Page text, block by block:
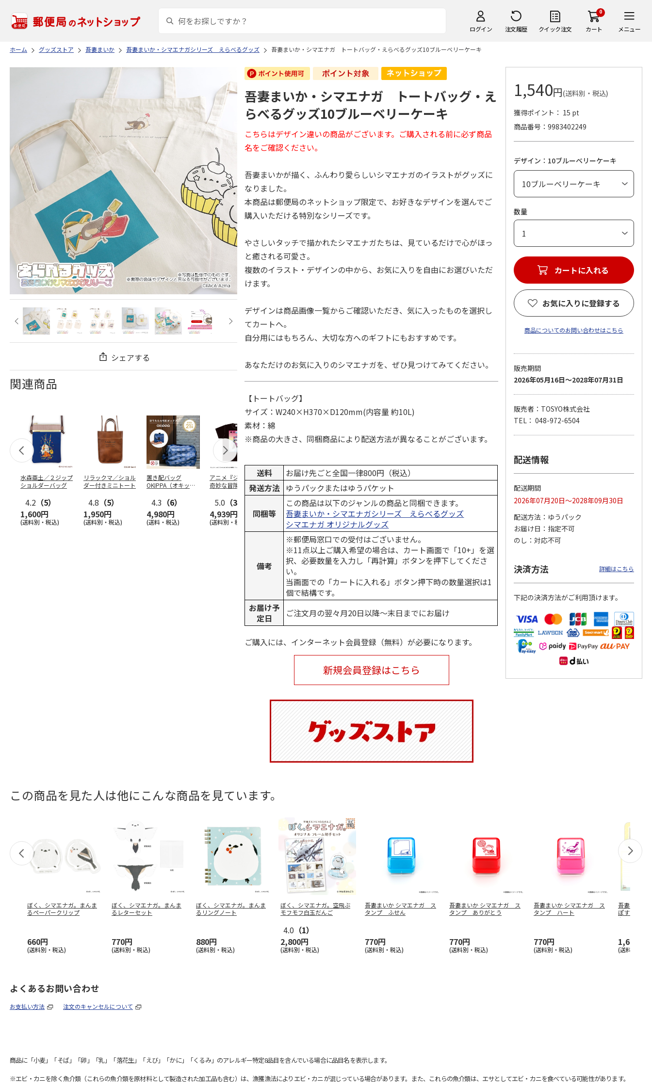
ログイン 注文履歴 クイック注文
0
カート メニュー
ホーム グッズストア 吾妻まいか 吾妻まいか・シマエナガシリーズ えらべるグッズ 吾妻まいか・シマエナガ トートバッグ・えらべるグッズ10ブルーベリーケーキ
シェアする
関連商品
水森亜土／２ジップ
ショルダーバッグ
4.2 （5）
1,600円
(送料別・税込)
リラックマ／ショル
ダー付きミニトート
4.8 （5）
1,950円
(送料別・税込)
置き配バッグ
OKIPPA（オキッ
4.3 （6）
4,980円
(送料・税込)
アニメ『ジョジョの
奇妙な冒険 黄金の
…
5.0 （3）
4,939円
(送料別・税込)
コジコジ／ショルダ
ー付きバッグ
4.5（6）
1,760円
(送料別・税込)
POSTIES オリジナ
ルTシャツ Sサイズ
3,080円
(送料別・税込)
アニメ『ジョジョの
4.8（4）
3,839円
4,400円
冒険 スターダスト
クルセイダース』
トラ…
3,300円
(送料別・税込)
トラ…
吾妻まいか・シマエナガ トートバッグ・え
らべるグッズ10ブルーベリーケーキ
こちらはデザイン違いの商品がございます。ご購入される前に必ず商品
名をご確認ください。
吾妻まいかが描く、ふんわり愛らしいシマエナガのイラストがグッズに
なりました。
本商品は郵便局のネットショップ限定で、お好きなデザインを選んでご
購入いただける特別なシリーズです。
やさしいタッチで描かれたシマエナガたちは、見ているだけで心がほっ
と癒される可愛さ。
複数のイラスト・デザインの中から、お気に入りを自由にお選びいただ
けます。
デザインは商品画像一覧からご確認いただき、気に入ったものを選択し
てカートへ。
自分用にはもちろん、大切な方へのギフトにもおすすめです。
あなただけのお気に入りのシマエナガを、ぜひ見つけてみてください。
【トートバッグ】
サイズ：W240×H370×D120mm(内容量 約10L)
素材：綿
※商品の大きさ、同梱商品により配送方法が異なることがございます。
送料
お届け先ごと全国一律800円（税込）
発送方法 ゆうパックまたはゆうパケット
同梱等
この商品は以下のジャンルの商品と同梱できます。
吾妻まいか・シマエナガシリーズ えらべるグッズ
シマエナガ オリジナルグッズ
備考
※郵便局窓口での受付はございません。
※11点以上ご購入希望の場合は、カート画面で「10+」を選
択、必要数量を入力し「再計算」ボタンを押下してくださ
い。
当画面での「カートに入れる」ボタン押下時の数量選択は1
個で結構です。
お届け予
定日
ご注文月の翌々月20日以降～末日までにお届け
ご購入には、インターネット会員登録（無料）が必要になります。
新規会員登録はこちら
1,540円(送料別・税込)
獲得ポイント： 15 pt
商品番号
9983402249
デザイン：10ブルーベリーケーキ
数量
お気に入りに登録する
商品についてのお問い合わせはこちら
販売期間
2026年05月16日～2028年07月31日
販売者：TOSYO株式会社
TEL： 048-972-6504
配送情報
配送期間
2026年07月20日～2028年09月30日
配送方法
ゆうパック
お届け日
指定不可
のし
対応不可
決済方法 詳細はこちら
下記の決済方法がご利用頂けます。
この商品を見た人は他にこんな商品を見ています。
ぼく、シマエナガ。まんま
るペーパークリップ
660円
(送料別・税込)
ぼく、シマエナガ。まんま
るレターセット
770円
(送料別・税込)
ぼく、シマエナガ。まんま
るリングノート
880円
(送料別・税込)
ぼく、シマエナガ。空飛ぶ
モフモフ白玉だんご
4.0 （1）
2,800円
(送料別・税込)
吾妻まいか シマエナガ ス
タンプ ふせん
770円
(送料別・税込)
吾妻まいか シマエナガ ス
タンプ ありがとう
770円
(送料別・税込)
吾妻まいか シマエナガ ス
タンプ ハート
770円
(送料別・税込)
吾妻まい
ぽすたんぷ
セット パ
1,650円
(送料別・税
よくあるお問い合わせ
お支払い方法 注文のキャンセルについて
商品に「小麦」「そば」「卵」「乳」「落花生」「えび」「かに」「くるみ」のアレルギー特定8品目を含んでいる場合に品目名を表示します。
※エビ・カニを除く魚介類（これらの魚介類を原材料として製造された加工品も含む）は、漁獲漁法によりエビ・カニが混じっている場合があります。また、これらの魚介類は、エサとしてエビ・カニを食べている可能性があります。